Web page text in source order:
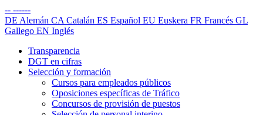
-- ------
DE Alemán CA Catalán ES Español EU Euskera FR Francés GL
Gallego EN Inglés
Transparencia
DGT en cifras
Selección y formación
Cursos para empleados públicos
Oposiciones específicas de Tráfico
Concursos de provisión de puestos